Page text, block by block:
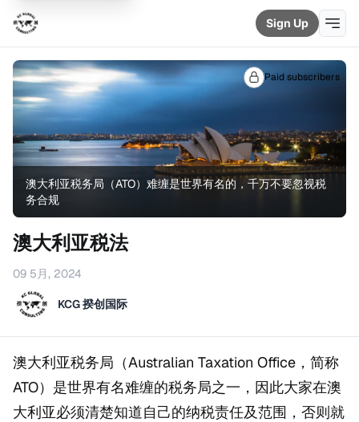
Sign Up
澳大利亚税务局（ATO）难缠是世界有名的，千万不要忽视税
务合规
Paid subscribers
澳大利亚税法
09 5月, 2024
KCG 揆创国际
澳大利亚税务局（Australian Taxation Office，简称
ATO）是世界有名难缠的税务局之一，因此大家在澳
大利亚必须清楚知道自己的纳税责任及范围，否则就